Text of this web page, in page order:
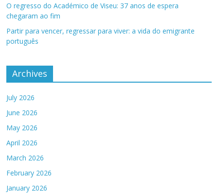
O regresso do Académico de Viseu: 37 anos de espera
chegaram ao fim
Partir para vencer, regressar para viver: a vida do emigrante
português
Archives
July 2026
June 2026
May 2026
April 2026
March 2026
February 2026
January 2026